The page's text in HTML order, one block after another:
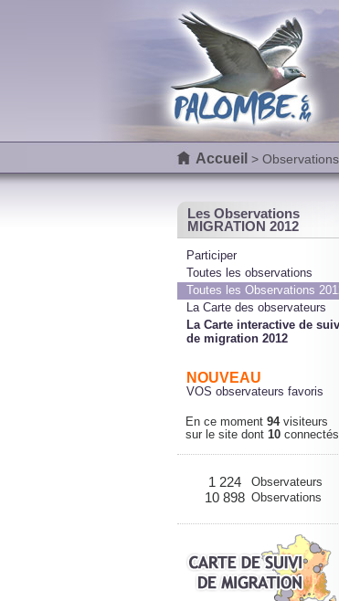
Accueil > Observations
Les Observations
MIGRATION 2012
Participer
Toutes les observations
Toutes les Observations
La Carte des observateurs
La Carte interactive de
de migration 2012
NOUVEAU
VOS observateurs favoris
En ce moment 94visiteurs
sur le site dont 10connectés
1 224 Observateurs
10 898 Observations